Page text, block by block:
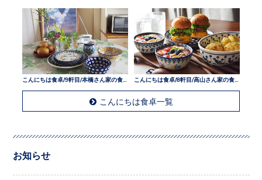
こんにちは食卓/9軒目/本橋さん家の食卓
こんにちは食卓一覧
お知らせ